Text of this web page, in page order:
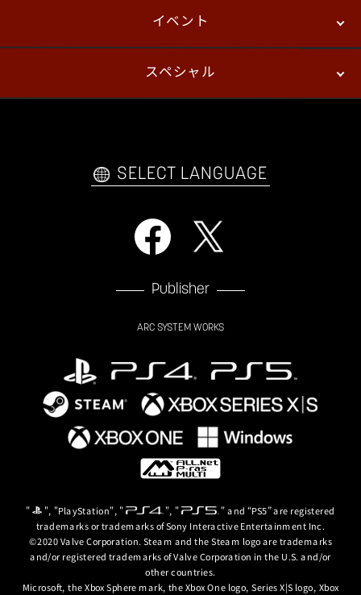
パッチノート
イベント
プレイヤーズ
スペシャル
自己紹介カードメーカー アーケード
SELECT LANGUAGE
Publisher
ARC SYSTEM WORKS
" ", "PlayStation", " ", " " and “PS5” are registered
trademarks or trademarks of Sony Interactive Entertainment Inc.
©2020 Valve Corporation. Steam and the Steam logo are trademarks
and/or registered trademarks of Valve Corporation in the U.S. and/or
other countries.
Microsoft, the Xbox Sphere mark, the Xbox One logo, Series X|S logo, Xbox